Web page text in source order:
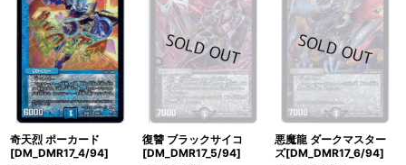
奇天烈 ポーカード
[DM_DMR17_4/94]
復讐 ブラックサイコ
[DM_DMR17_5/94]
悪魔龍 ダークマスター
ズ[DM_DMR17_6/94]